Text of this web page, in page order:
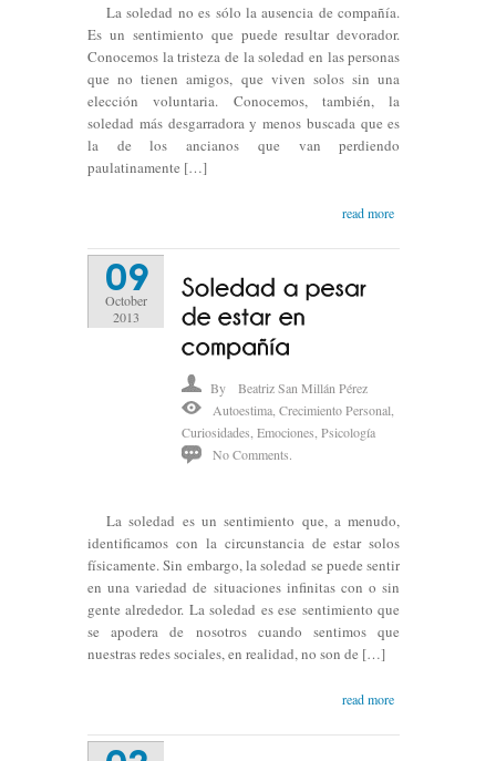
La soledad no es sólo la ausencia de compañía.
Es un sentimiento que puede resultar devorador.
Conocemos la tristeza de la soledad en las personas
que no tienen amigos, que viven solos sin una
elección voluntaria. Conocemos, también, la
soledad más desgarradora y menos buscada que es
la de los ancianos que van perdiendo
paulatinamente […]
read more
09
October
2013
By Beatriz San Millán Pérez
Autoestima Crecimiento Personal
Curiosidades Emociones Psicología
No Comments.
La soledad es un sentimiento que, a menudo,
identificamos con la circunstancia de estar solos
físicamente. Sin embargo, la soledad se puede sentir
en una variedad de situaciones infinitas con o sin
gente alrededor. La soledad es ese sentimiento que
se apodera de nosotros cuando sentimos que
nuestras redes sociales, en realidad, no son de […]
read more